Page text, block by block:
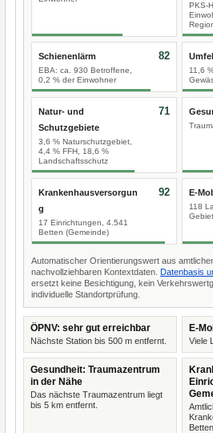
PKS-
Schienenlärm
EBA: ca. 930 Betroffene,
0,2 % der Einwohner
82
11,6
Natur- und
Schutzgebiete
3,6 % Naturschutzgebiet,
4,4 % FFH, 18,6 %
Landschaftsschutz
71
Krankenhausversorgun
g
17 Einrichtungen, 4.541
Betten (Gemeinde)
92 E-
118
Gebiet
Automatischer Orientierungswert aus
nachvollziehbaren Kontextdaten. Datenbasis
ersetzt keine Besichtigung, kein
individuelle Standortprüfung.
ÖPNV: sehr gut erreichbar
Nächste Station bis 500 m entfernt.
E-
Viele
Gesundheit: Traumazentrum
in der Nähe
Das nächste Traumazentrum liegt
bis 5 km entfernt.